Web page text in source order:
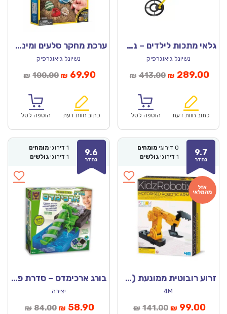
גלאי מתכות לילדים – נשיונל ג’יאוגרפיק
נשיונל גיאוגרפיק
₪ 413.00המחיר
₪413.00.
₪ 289.00
כתוב חוות דעת הוספה לסל
ערכת מחקר סלעים ומינרלים – נשיונל ג’יאוגרפיק
נשיונל גיאוגרפיק
₪ 100.00המחיר
היה:
₪100.00.
₪ 69.90המחיר
₪69.90.
כתוב חוות דעת הוספה לסל
9.7
נהדר
0 דירוגי מומחים
1 דירוגי גולשים
זרוע רובוטית ממונעת (4M)
4M
₪ 141.00המחיר
₪ 99.00
9.6
נהדר
1 דירוגי מומחים
1 דירוגי גולשים
בורג ארכימדס – סדרת פיזיקל
יצירה
₪ 84.00המחיר
₪ 58.90המחיר